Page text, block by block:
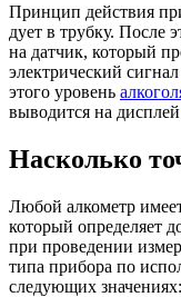
Принцип действия
дует в трубку. После
на датчик, который
электрический
этого уровень
выводится на
Насколько
Любой алкометр
который определяет
при проведении
типа прибора по
следующих значениях: